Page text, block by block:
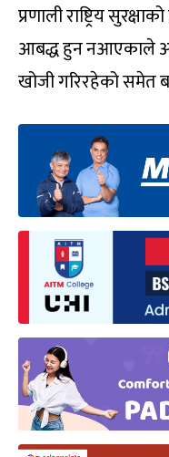
प्रणाली राष्ट्रिय
आबद्ध हुन नआएकाले
खोजी गरिरहेको समेत